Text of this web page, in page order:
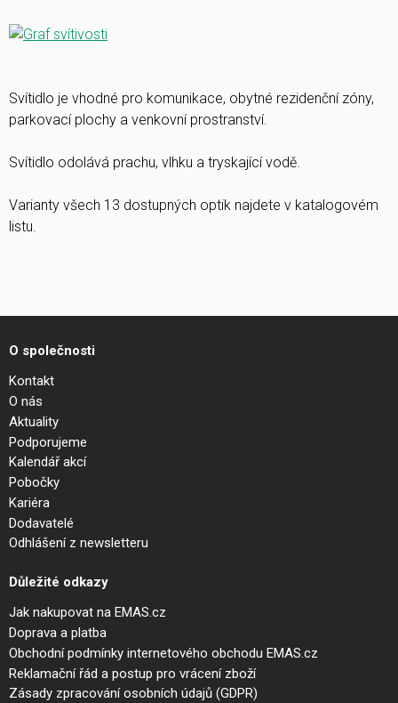
Svítidlo je vhodné pro komunikace, obytné rezidenční zóny,
parkovací plochy a venkovní prostranství.
Svítidlo odolává prachu, vlhku a tryskající vodě.
Varianty všech 13 dostupných optik najdete v katalogovém
listu.
O společnosti
Kontakt
O nás
Aktuality
Podporujeme
Kalendář akcí
Pobočky
Kariéra
Dodavatelé
Odhlášení z newsletteru
Důležité odkazy
Jak nakupovat na EMAS.cz
Doprava a platba
Obchodní podmínky internetového obchodu EMAS.cz
Reklamační řád a postup pro vrácení zboží
Zásady zpracování osobních údajů (GDPR)